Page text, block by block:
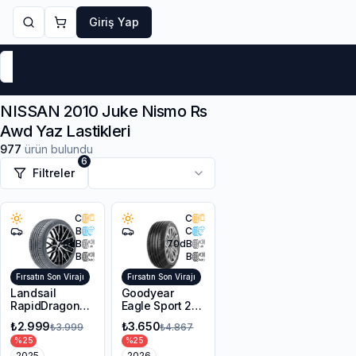
Giriş Yap
NISSAN 2010 Juke Nismo Rs
Awd Yaz Lastikleri
977 ürün bulundu
Filtreler
6
C
B
70dB
B
Fırsatın Son Virajı
Landsail
RapidDragon
215/55R17 98W
XL
₺2.999₺3.999
%25
C
C
70dB
B
Fırsatın Son Virajı
Goodyear
Eagle Sport 2
94Y XL FP
₺3.650₺4.867
%25